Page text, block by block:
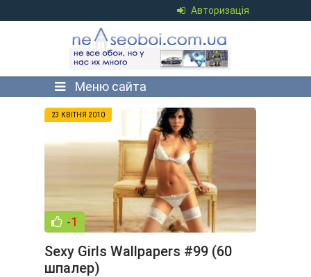
Авторизація
Меню сайта
23 КВІТНЯ 2010
-1
Sexy Girls Wallpapers #99 (60
шпалер)